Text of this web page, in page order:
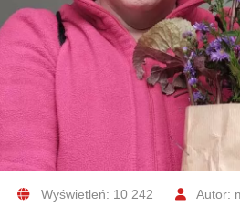
Wyświetleń: 10 242 Autor: